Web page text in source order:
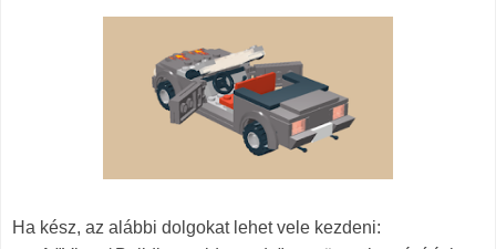
Ha kész, az alábbi dolgokat lehet vele kezdeni: